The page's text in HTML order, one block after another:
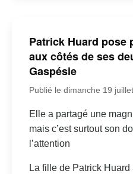
Patrick Huard pose
aux côtés de ses
Gaspésie
Publié le dimanche 19
Elle a partagé une
mais c’est surtout son
l’attention
La fille de Patrick